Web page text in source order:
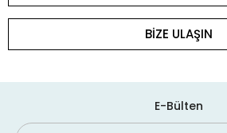
BİZE ULAŞIN
E-Bülten